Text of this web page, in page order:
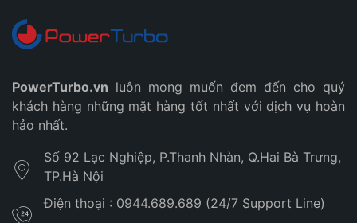
PowerTurbo.vn luôn mong muốn đem đến cho quý
khách hàng những mặt hàng tốt nhất với dịch vụ hoàn
hảo nhất.
Số 92 Lạc Nghiệp, P.Thanh Nhàn, Q.Hai Bà Trưng,
TP.Hà Nội
Điện thoại : 0944.689.689 (24/7 Support Line)